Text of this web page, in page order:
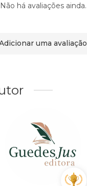
Não há avaliações ainda.
uma avaliação